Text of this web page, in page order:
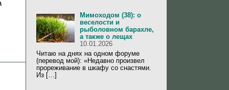
Мимоходом (38): о
веселости и
рыболовном барахле,
а также о лещах
10.01.2026
Читаю на днях на одном форуме
(перевод мой): «Недавно произвел
прореживание в шкафу со снастями.
Из […]